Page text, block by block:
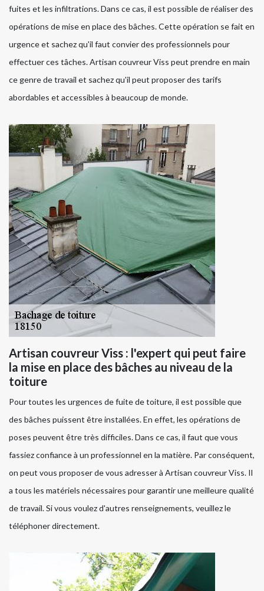
fuites et les infiltrations. Dans ce cas, il est possible de réaliser des
opérations de mise en place des bâches. Cette opération se fait en
urgence et sachez qu'il faut convier des professionnels pour
effectuer ces tâches. Artisan couvreur Viss peut prendre en main
ce genre de travail et sachez qu'il peut proposer des tarifs
abordables et accessibles à beaucoup de monde.
Artisan couvreur Viss : l'expert qui peut faire
la mise en place des bâches au niveau de la
toiture
Pour toutes les urgences de fuite de toiture, il est possible que
des bâches puissent être installées. En effet, les opérations de
poses peuvent être très difficiles. Dans ce cas, il faut que vous
fassiez confiance à un professionnel en la matière. Par conséquent,
on peut vous proposer de vous adresser à Artisan couvreur Viss. Il
a tous les matériels nécessaires pour garantir une meilleure qualité
de travail. Si vous voulez d'autres renseignements, veuillez le
téléphoner directement.